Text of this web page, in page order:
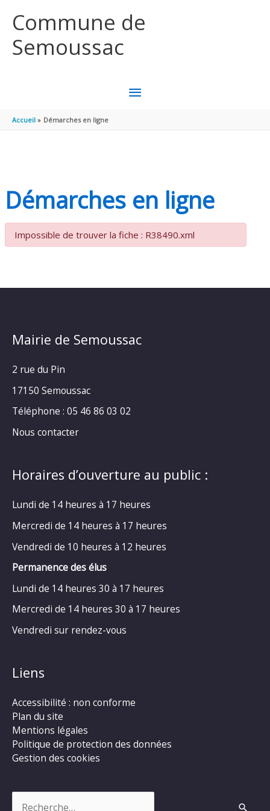
Commune de
Semoussac
MENU
Accueil Démarches en ligne
Démarches en ligne
Impossible de trouver la fiche : R38490.xml
Mairie de Semoussac
2 rue du Pin
17150 Semoussac
Téléphone : 05 46 86 03 02
Nous contacter
Horaires d’ouverture au public :
Lundi de 14 heures à 17 heures
Mercredi de 14 heures à 17 heures
Vendredi de 10 heures à 12 heures
Permanence des élus
Lundi de 14 heures 30 à 17 heures
Mercredi de 14 heures 30 à 17 heures
Vendredi sur rendez-vous
Liens
Accessibilité : non conforme
Plan du site
Mentions légales
Politique de protection des données
Gestion des cookies